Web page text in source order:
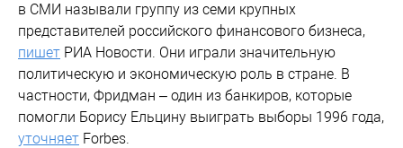
в СМИ называли группу из семи крупных
представителей российского финансового бизнеса,
пишет РИА Новости. Они играли значительную
политическую и экономическую роль в стране. В
частности, Фридман – один из банкиров, которые
помогли Борису Ельцину выиграть выборы 1996 года,
уточняет Forbes.